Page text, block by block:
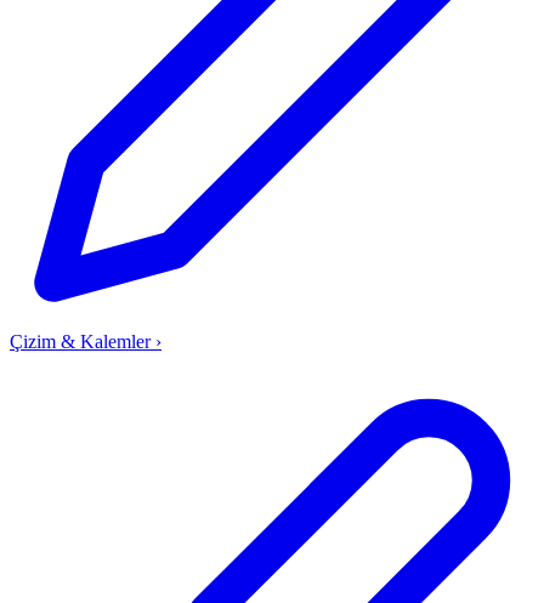
Çizim & Kalemler ›